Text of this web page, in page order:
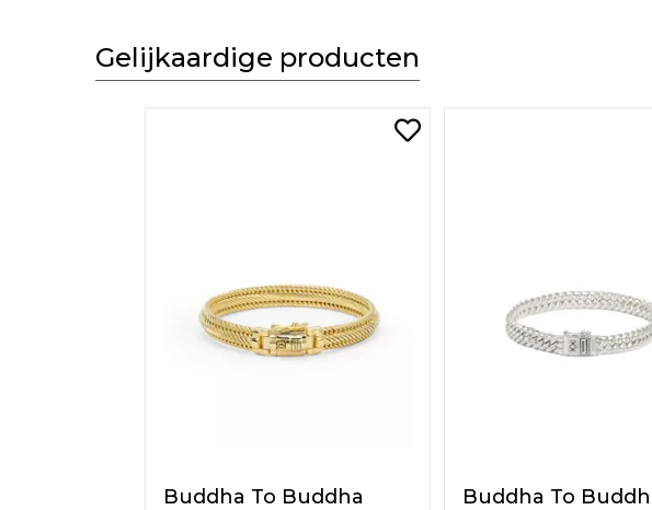
Gelijkaardige producten
Buddha To Buddha Buddha To